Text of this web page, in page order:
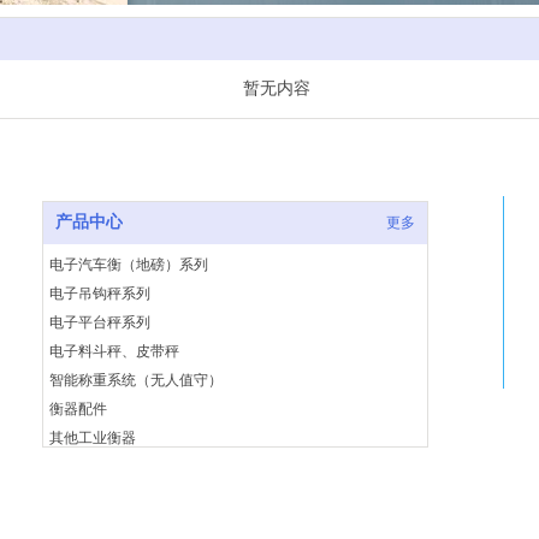
暂无内容
产品中心 更多
电子汽车衡（地磅）系列
电子吊钩秤系列
电子平台秤系列
电子料斗秤、皮带秤
智能称重系统（无人值守）
衡器配件
其他工业衡器